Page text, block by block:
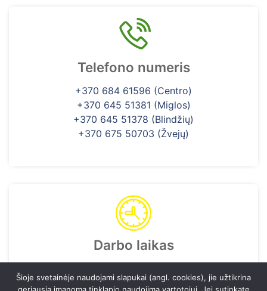
Telefono numeris
+370 684 61596 (Centro)
+370 645 51381 (Miglos)
+370 645 51378 (Blindžių)
+370 675 50703 (Žvejų)
Darbo laikas
Šioje svetainėje naudojami slapukai (angl. cookies), jie užtikrina